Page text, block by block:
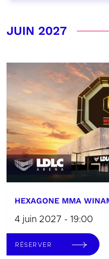
JUIN 2027
HEXAGONE MMA
4 juin 2027 - 19:00
RÉSERVER